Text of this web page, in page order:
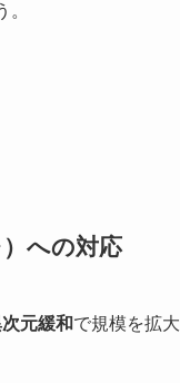
への対応
元緩和で規模を拡大